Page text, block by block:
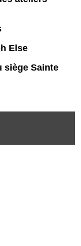
Else
siège Sainte